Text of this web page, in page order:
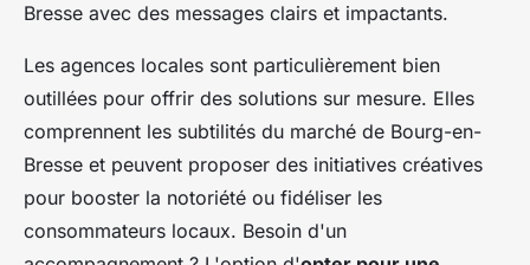
Bresse avec des messages clairs et impactants.
Les agences locales sont particulièrement bien
outillées pour offrir des solutions sur mesure. Elles
comprennent les subtilités du marché de Bourg-en-
Bresse et peuvent proposer des initiatives créatives
pour booster la notoriété ou fidéliser les
consommateurs locaux. Besoin d'un